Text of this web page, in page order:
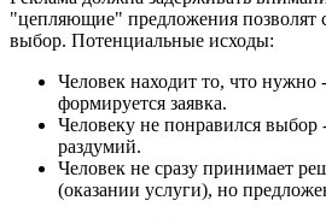
"цепляющие" предложения позволят
выбор. Потенциальные исходы:
Человек находит то, что нужно
формируется заявка.
Человеку не понравился выбор
раздумий.
Человек не сразу принимает
(оказании услуги), но